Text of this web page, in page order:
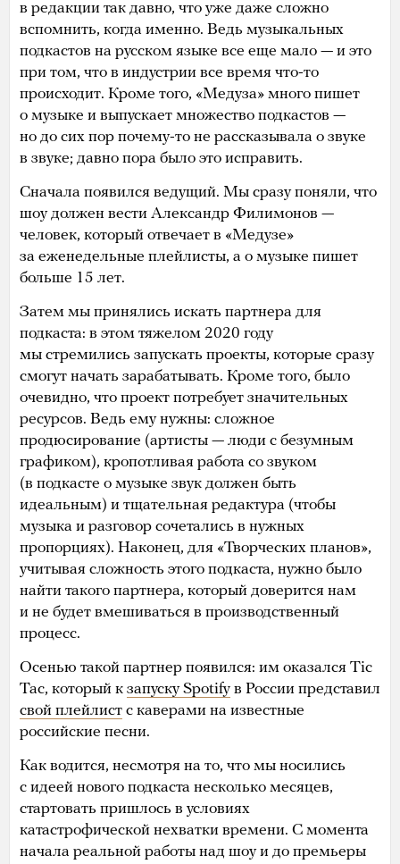
в редакции так давно, что уже даже сложно
вспомнить, когда именно. Ведь музыкальных
подкастов на русском языке все еще мало — и это
при том, что в индустрии все время что-то
происходит. Кроме того, «Медуза» много пишет
о музыке и выпускает множество подкастов —
но до сих пор почему-то не рассказывала о звуке
в звуке; давно пора было это исправить.
Сначала появился ведущий. Мы сразу поняли, что
шоу должен вести Александр Филимонов —
человек, который отвечает в «Медузе»
за еженедельные плейлисты, а о музыке пишет
больше 15 лет.
Затем мы принялись искать партнера для
подкаста: в этом тяжелом 2020 году
мы стремились запускать проекты, которые сразу
смогут начать зарабатывать. Кроме того, было
очевидно, что проект потребует значительных
ресурсов. Ведь ему нужны: сложное
продюсирование (артисты — люди с безумным
графиком), кропотливая работа со звуком
(в подкасте о музыке звук должен быть
идеальным) и тщательная редактура (чтобы
музыка и разговор сочетались в нужных
пропорциях). Наконец, для «Творческих планов»,
учитывая сложность этого подкаста, нужно было
найти такого партнера, который доверится нам
и не будет вмешиваться в производственный
процесс.
Осенью такой партнер появился: им оказался Tic
Tac, который к запуску Spotify в России представил
свой плейлист с каверами на известные
российские песни.
Как водится, несмотря на то, что мы носились
с идеей нового подкаста несколько месяцев,
стартовать пришлось в условиях
катастрофической нехватки времени. С момента
начала реальной работы над шоу и до премьеры